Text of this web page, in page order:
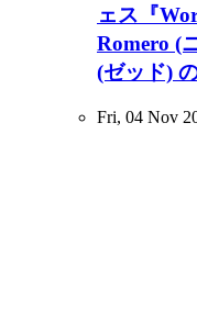
ェス『
Romero (
(ゼッド)
Fri, 04 Nov